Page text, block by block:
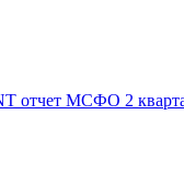
отчет МСФО 2